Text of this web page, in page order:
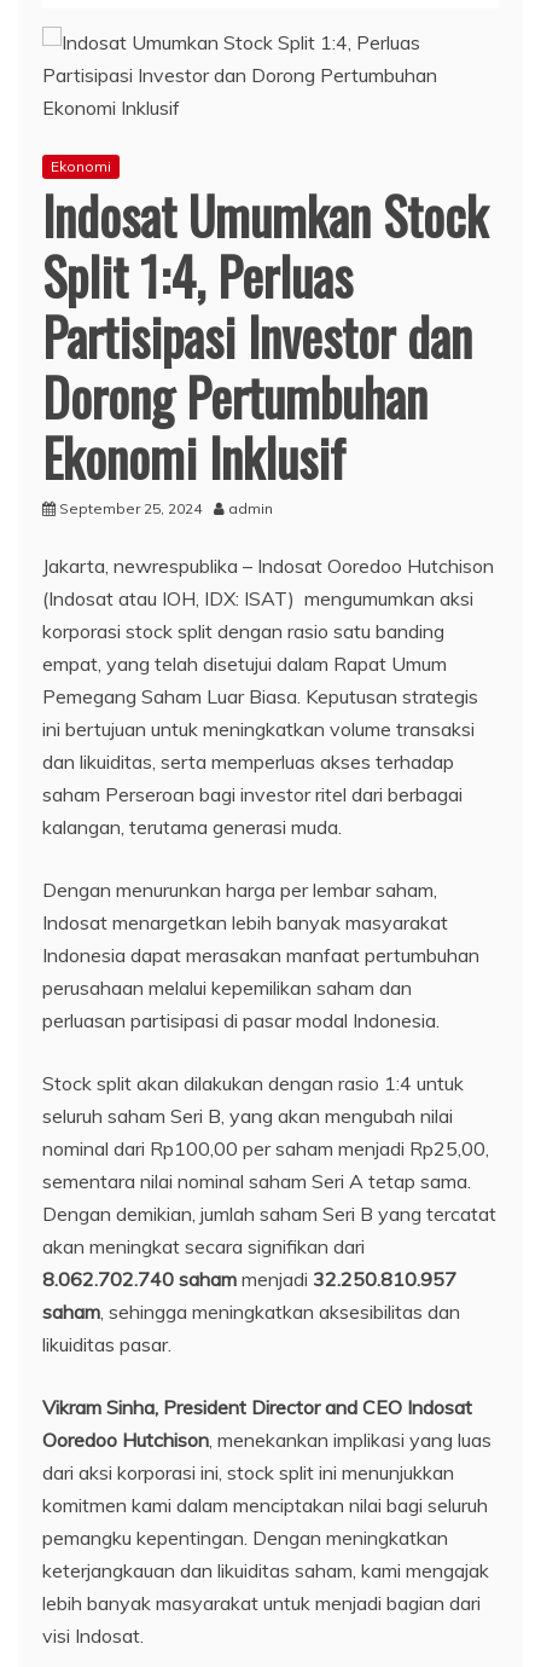
Ekonomi
Indosat Umumkan Stock
Split 1:4, Perluas
Partisipasi Investor dan
Dorong Pertumbuhan
Ekonomi Inklusif
September 25, 2024 admin
Jakarta, newrespublika – Indosat Ooredoo Hutchison
(Indosat atau IOH, IDX: ISAT) mengumumkan aksi
korporasi stock split dengan rasio satu banding
empat, yang telah disetujui dalam Rapat Umum
Pemegang Saham Luar Biasa. Keputusan strategis
ini bertujuan untuk meningkatkan volume transaksi
dan likuiditas, serta memperluas akses terhadap
saham Perseroan bagi investor ritel dari berbagai
kalangan, terutama generasi muda.
Dengan menurunkan harga per lembar saham,
Indosat menargetkan lebih banyak masyarakat
Indonesia dapat merasakan manfaat pertumbuhan
perusahaan melalui kepemilikan saham dan
perluasan partisipasi di pasar modal Indonesia.
Stock split akan dilakukan dengan rasio 1:4 untuk
seluruh saham Seri B, yang akan mengubah nilai
nominal dari Rp100,00 per saham menjadi Rp25,00,
sementara nilai nominal saham Seri A tetap sama.
Dengan demikian, jumlah saham Seri B yang tercatat
akan meningkat secara signifikan dari
8.062.702.740 saham menjadi 32.250.810.957
saham , sehingga meningkatkan aksesibilitas dan
likuiditas pasar.
Vikram Sinha, President Director and CEO Indosat
Ooredoo Hutchison , menekankan implikasi yang luas
dari aksi korporasi ini, stock split ini menunjukkan
komitmen kami dalam menciptakan nilai bagi seluruh
pemangku kepentingan. Dengan meningkatkan
keterjangkauan dan likuiditas saham, kami mengajak
lebih banyak masyarakat untuk menjadi bagian dari
visi Indosat.